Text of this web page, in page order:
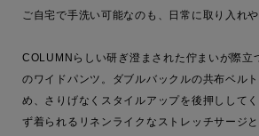
ご自宅で手洗い可能なのも、日常に取り入れ
COLUMNらしい研ぎ澄まされた佇まいが際立
のワイドパンツ。ダブルバックルの共布ベル
め、さりげなくスタイルアップを後押しして
ず着られるリネンライクなストレッチサージ